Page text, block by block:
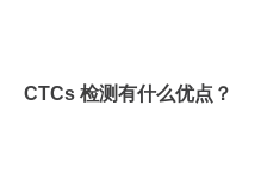
CTCs 检测有什么优点？